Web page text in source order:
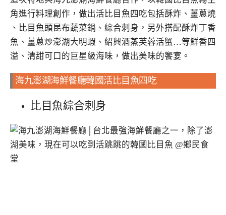
角進行料理創作，做出活比目魚四吃包括酥炸、薑蔥燒
、比目魚頭昆布蔬菜鍋、綜合刺身，另外搭配酥炸丁香
魚、薑蔥炒澎湖大明蝦、紹興酒蒸芙蓉活蟹…等鮮香四
溢、清甜可口的巨星級海味，做出美味的饗宴。
海九澎湖海鮮餐廳韓國活比目魚四吃
比目魚綜合剌身